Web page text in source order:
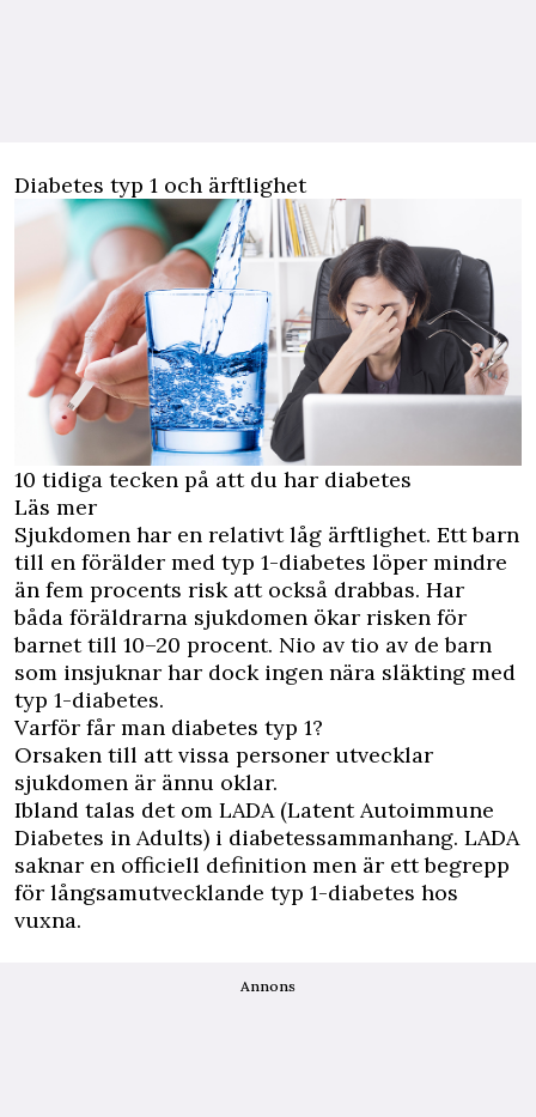
Diabetes typ 1 och ärftlighet
10 tidiga tecken på att du har diabetes
Läs mer
Sjukdomen har en relativt låg ärftlighet. Ett barn
till en förälder med typ 1-diabetes löper mindre
än fem procents risk att också drabbas. Har
båda föräldrarna sjukdomen ökar risken för
barnet till 10–20 procent. Nio av tio av de barn
som insjuknar har dock ingen nära släkting med
typ 1-diabetes.
Varför får man diabetes typ 1?
Orsaken till att vissa personer utvecklar
sjukdomen är ännu oklar.
Ibland talas det om LADA (Latent Autoimmune
Diabetes in Adults) i diabetessammanhang. LADA
saknar en officiell definition men är ett begrepp
för långsamutvecklande typ 1-diabetes hos
vuxna.
Annons